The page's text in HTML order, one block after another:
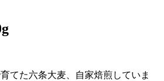
てた六条大麦、自家焙煎していま